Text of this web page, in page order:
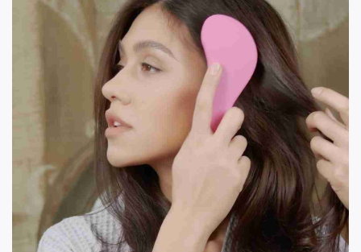
Пилинг для кожи головы может быть разных видов: с
абразивными частицами или на основе кислот, как
пилинг-маска OK Beauty Wake Up & Peel Scalp
. Они оказывают одинаковый эффект, но
кислотный пилинг действует более мягко и
деликатно. Результат тот же, но при этом не придётся
мучиться с вымыванием абразивных частичек.